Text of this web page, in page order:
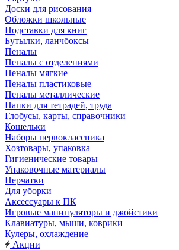
Доски для рисования
Обложки школьные
Подставки для книг
Бутылки, ланчбоксы
Пеналы
Пеналы с отделениями
Пеналы мягкие
Пеналы пластиковые
Пеналы металлические
Папки для тетрадей, труда
Глобусы, карты, справочники
Кошельки
Наборы первоклассника
Хозтовары, упаковка
Гигиенические товары
Упаковочные материалы
Перчатки
Для уборки
Аксессуары к ПК
Игровые манипуляторы и джойстики
Клавиатуры, мыши, коврики
Кулеры, охлаждение
Акции